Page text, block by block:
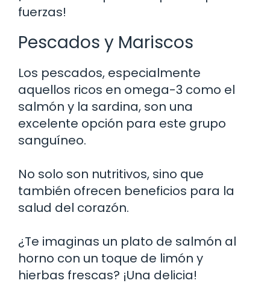
fuerzas!
Pescados y Mariscos
Los pescados, especialmente
aquellos ricos en omega-3 como el
salmón y la sardina, son una
excelente opción para este grupo
sanguíneo.
No solo son nutritivos, sino que
también ofrecen beneficios para la
salud del corazón.
¿Te imaginas un plato de salmón al
horno con un toque de limón y
hierbas frescas? ¡Una delicia!